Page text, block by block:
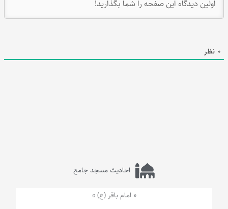
0 نظر
احادیث مسجد جامع
« امام باقر (ع) »